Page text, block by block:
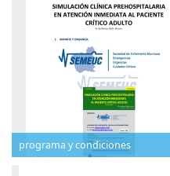
programa y condiciones